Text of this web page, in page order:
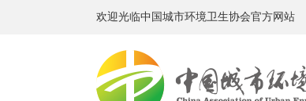
欢迎光临中国城市环境卫生协会官方网站